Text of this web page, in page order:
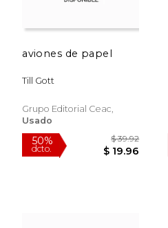
50%
dcto.
aviones de papel
Till Gott
Grupo Editorial Ceac,
Usado